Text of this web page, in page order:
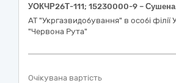
АТ "Укргазвидобування" в особі філії
"Червона Рута"
Очікувана вартість